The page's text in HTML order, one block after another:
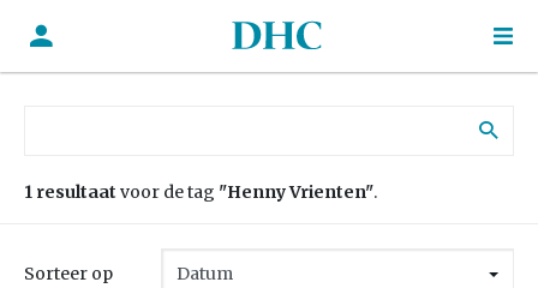
1 resultaat voor de tag "Henny Vrienten".
Sorteer op